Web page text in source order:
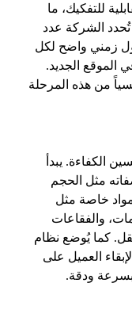
للتفكيك، ما
الشركة عدد
زمني واضح لكل
الموقع الجديد.
من هذه المرحلة
الكفاءة. يبدأ
مثل الحجم
خاصة مثل
والفقاعات
كما يُوضع نظام
العميل على
ودقة.